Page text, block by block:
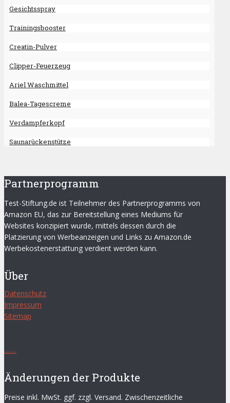
Gesichtsspray
Trainingsbooster
Creatin-Pulver
Clipper-Feuerzeug
Ariel Waschmittel
Balea-Tagescreme
Verdampferkopf
Saunarückenstütze
Partnerprogramm
Test-Stiftung.de ist Teilnehmer des Partnerprogramms von
Amazon EU, das zur Bereitstellung eines Mediums für
Websites konzipiert wurde, mittels dessen durch die
Platzierung von Werbeanzeigen und Links zu Amazon.de
Werbekostenerstattung verdient werden kann.
Über
Datenschutz
Impressum
Sitemap
........
Änderungen der Produkte
Preise inkl. MwSt. ggf. zzgl. Versand. Zwischenzeitliche